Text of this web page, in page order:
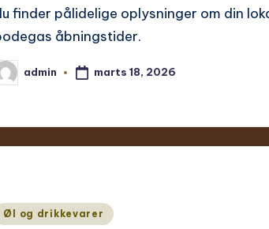
finder pålidelige oplysninger om din
åbningstider.
admin marts 18, 2026
Øl og drikkevarer